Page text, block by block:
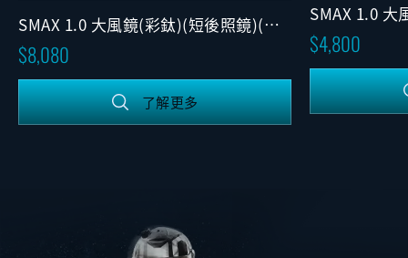
SMAX 1.0 大風鏡(彩鈦)(短後照鏡)(固
定版)
8,080
了解更多
SMAX 1.0 大
組)(長後照鏡
4,800